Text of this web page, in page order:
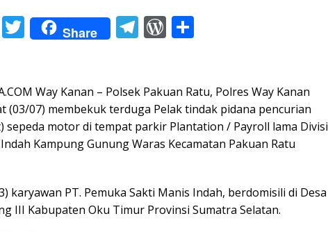
Li T
w
er
Share T
gr
a
m
W
Pr
e
ss
e
Way Kanan – Polsek Pakuan Ratu, Polres Way Kanan
(03/07) membekuk terduga Pelak tindak pidana pencurian
sepeda motor di tempat parkir Plantation / Payroll lama Divisi
Kampung Gunung Waras Kecamatan Pakuan Ratu
karyawan PT. Pemuka Sakti Manis Indah, berdomisili di Desa
III Kabupaten Oku Timur Provinsi Sumatra Selatan.